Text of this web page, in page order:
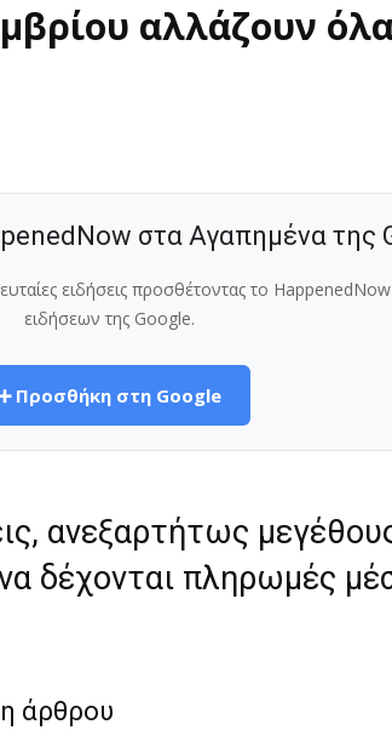
αλλάζουν
στα Αγαπημένα της
ειδήσεις προσθέτοντας το
ειδήσεων της Google.
Προσθήκη στη Google
ανεξαρτήτως
δέχονται πληρωμές
άρθρου